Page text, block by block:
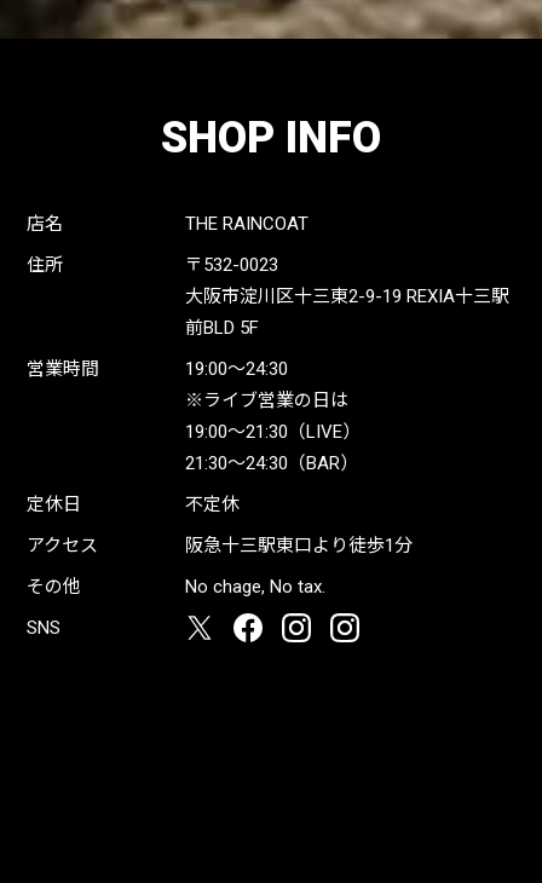
SHOP INFO
店名
THE RAINCOAT
住所
〒532-0023
大阪市淀川区十三東2-9-19 REXIA十三駅
前BLD 5F
営業時間
19:00〜24:30
※ライブ営業の日は
19:00〜21:30（LIVE）
21:30〜24:30（BAR）
定休日
不定休
アクセス
阪急十三駅東口より徒歩1分
その他
No chage, No tax.
SNS